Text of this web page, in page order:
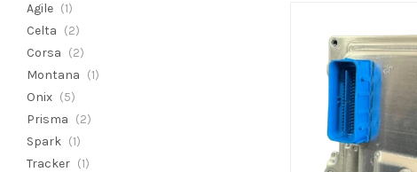
Agile (1)
Celta (2)
Corsa (2)
Montana (1)
Onix (5)
Prisma (2)
Spark (1)
Tracker (1)